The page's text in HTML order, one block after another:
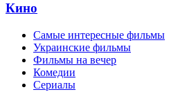
Кино
Самые интересные фильмы
Украинские фильмы
Фильмы на вечер
Комедии
Сериалы